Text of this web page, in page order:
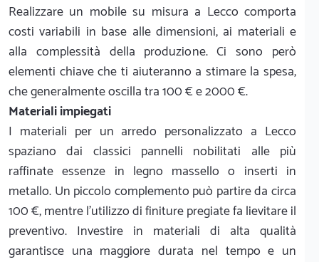
Realizzare un mobile su misura a Lecco comporta
costi variabili in base alle dimensioni, ai materiali e
alla complessità della produzione. Ci sono però
elementi chiave che ti aiuteranno a stimare la spesa,
che generalmente oscilla tra 100 € e 2000 €.
Materiali impiegati
I materiali per un arredo personalizzato a Lecco
spaziano dai classici pannelli nobilitati alle più
raffinate essenze in legno massello o inserti in
metallo. Un piccolo complemento può partire da circa
100 €, mentre l'utilizzo di finiture pregiate fa lievitare il
preventivo. Investire in materiali di alta qualità
garantisce una maggiore durata nel tempo e un